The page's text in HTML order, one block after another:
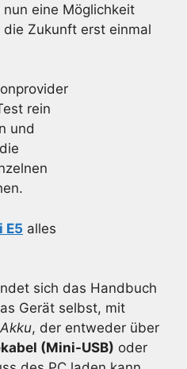
eine Möglichkeit
Zukunft erst einmal
rein
und
E5 alles
sich das Handbuch
Gerät selbst, mit
Akku, der entweder über
(Mini-USB) oder